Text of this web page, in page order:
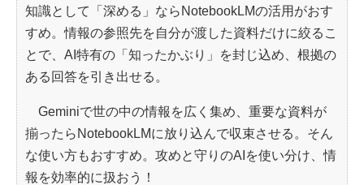
知識として「深める」ならNotebookLMの活用がおす
すめ。情報の参照先を自分が渡した資料だけに絞るこ
とで、AI特有の「知ったかぶり」を封じ込め、根拠の
ある回答を引き出せる。
Geminiで世の中の情報を広く集め、重要な資料が
揃ったらNotebookLMに放り込んで収束させる。そん
な使い方もおすすめ。攻めと守りのAIを使い分け、情
報を効率的に扱おう！